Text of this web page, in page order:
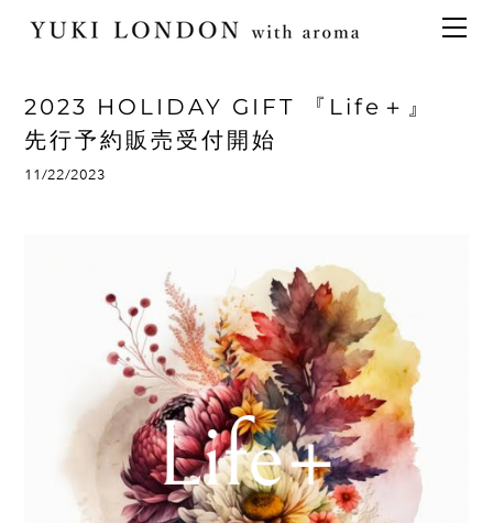
2023 HOLIDAY GIFT 『Life＋』
先行予約販売受付開始
11/22/2023
最新情報
メディア情報
イベント情報
アロマイベント／講習会
イベント
天然アロマ講座
アロマ空間デザイン
アロマ空間導入の目的・メリット
お問い合わせ
オリジナル商品
精油56種
グッズ基材
名入れギフト
アロマコラム